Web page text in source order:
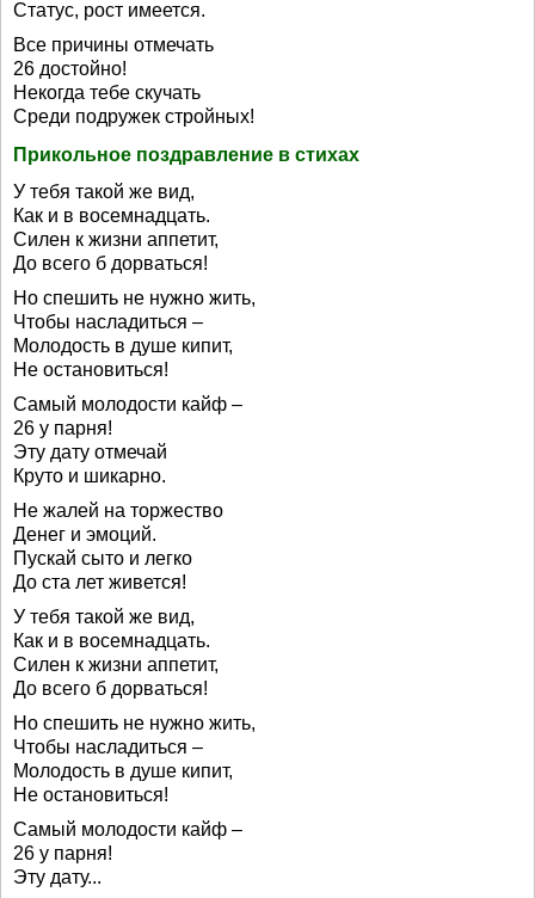
Статус, рост имеется.
Все причины отмечать
26 достойно!
Некогда тебе скучать
Среди подружек стройных!
Прикольное поздравление в стихах
У тебя такой же вид,
Как и в восемнадцать.
Силен к жизни аппетит,
До всего б дорваться!
Но спешить не нужно жить,
Чтобы насладиться –
Молодость в душе кипит,
Не остановиться!
Самый молодости кайф –
26 у парня!
Эту дату отмечай
Круто и шикарно.
Не жалей на торжество
Денег и эмоций.
Пускай сыто и легко
До ста лет живется!
У тебя такой же вид,
Как и в восемнадцать.
Силен к жизни аппетит,
До всего б дорваться!
Но спешить не нужно жить,
Чтобы насладиться –
Молодость в душе кипит,
Не остановиться!
Самый молодости кайф –
26 у парня!
Эту дату...